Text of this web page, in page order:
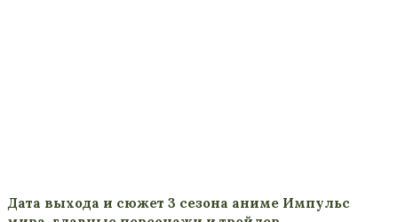
Дата выхода и сюжет 3 сезона аниме Импульс